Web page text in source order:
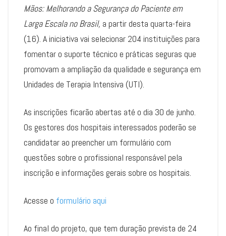
Mãos: Melhorando a Segurança do Paciente em
Larga Escala no Brasil, a partir desta quarta-feira
(16). A iniciativa vai selecionar 204 instituições para
fomentar o suporte técnico e práticas seguras que
promovam a ampliação da qualidade e segurança em
Unidades de Terapia Intensiva (UTI).
As inscrições ficarão abertas até o dia 30 de junho.
Os gestores dos hospitais interessados poderão se
candidatar ao preencher um formulário com
questões sobre o profissional responsável pela
inscrição e informações gerais sobre os hospitais.
Acesse o formulário aqui
Ao final do projeto, que tem duração prevista de 24